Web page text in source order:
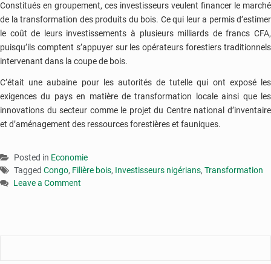
Constitués en groupement, ces investisseurs veulent financer le marché
de la transformation des produits du bois. Ce qui leur a permis d’estimer
le coût de leurs investissements à plusieurs milliards de francs CFA,
puisqu’ils comptent s’appuyer sur les opérateurs forestiers traditionnels
intervenant dans la coupe de bois.
C’était une aubaine pour les autorités de tutelle qui ont exposé les
exigences du pays en matière de transformation locale ainsi que les
innovations du secteur comme le projet du Centre national d’inventaire
et d’aménagement des ressources forestières et fauniques.
Posted in Economie
Tagged Congo, Filière bois, Investisseurs nigérians, Transformation
Leave a Comment